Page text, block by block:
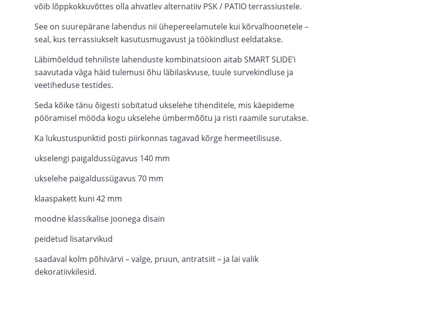
võib lõppkokkuvõttes olla ahvatlev alternatiiv PSK / PATIO terrassiustele.
See on suurepärane lahendus nii ühepereelamutele kui kõrvalhoonetele –
seal, kus terrassiukselt kasutusmugavust ja töökindlust eeldatakse.
Läbimõeldud tehniliste lahenduste kombinatsioon aitab SMART SLIDE’i
saavutada väga häid tulemusi õhu läbilaskvuse, tuule survekindluse ja
veetiheduse testides.
Seda kõike tänu õigesti sobitatud ukselehe tihenditele, mis käepideme
pööramisel mööda kogu ukselehe ümbermõõtu ja risti raamile surutakse.
Ka lukustuspunktid posti piirkonnas tagavad kõrge hermeetilisuse.
ukselengi paigaldussügavus 140 mm
ukselehe paigaldussügavus 70 mm
klaaspakett kuni 42 mm
moodne klassikalise joonega disain
peidetud lisatarvikud
saadaval kolm põhivärvi – valge, pruun, antratsiit – ja lai valik
dekoratiivkilesid.